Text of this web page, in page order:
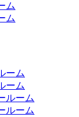
ム
ム
ーム
ーム
ルーム
ルーム